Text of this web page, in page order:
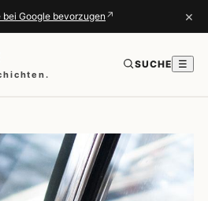
Google bevorzugen ↗ ×
SUCHE ☰